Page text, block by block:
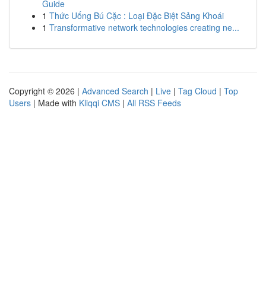
Guide
1 Thức Uống Bú Cặc : Loại Đặc Biệt Sảng Khoái
1 Transformative network technologies creating ne...
Copyright © 2026 | Advanced Search | Live | Tag Cloud | Top
Users | Made with Kliqqi CMS | All RSS Feeds